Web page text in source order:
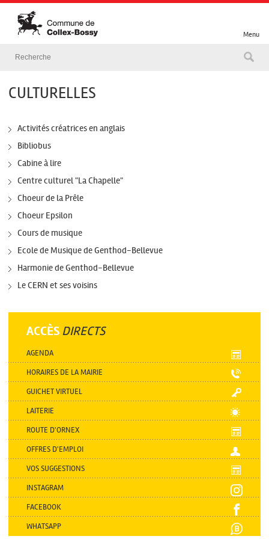
Menu
CULTURELLES
Activités créatrices en anglais
Bibliobus
Cabine à lire
Centre culturel "La Chapelle"
Choeur de la Prêle
Choeur Epsilon
Cours de musique
Ecole de Musique de Genthod-Bellevue
Harmonie de Genthod-Bellevue
Le CERN et ses voisins
ACCÈS DIRECTS
AGENDA
HORAIRES DE LA MAIRIE
GUICHET VIRTUEL
LAITERIE
ROUTE D'ORNEX
OFFRES D'EMPLOI
VOS SUGGESTIONS
INSTAGRAM
FACEBOOK
WHATSAPP